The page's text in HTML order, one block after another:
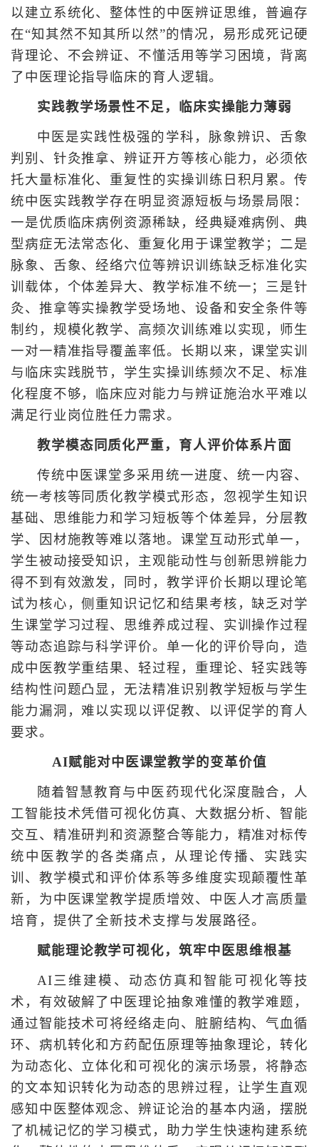
以建立系统化、整体性的中医辨证思维，普遍存
在“知其然不知其所以然”的情况，易形成死记硬
背理论、不会辨证、不懂活用等学习困境，背离
了中医理论指导临床的育人逻辑。
实践教学场景性不足，临床实操能力薄弱
中医是实践性极强的学科，脉象辨识、舌象
判别、针灸推拿、辨证开方等核心能力，必须依
托大量标准化、重复性的实操训练日积月累。传
统中医实践教学存在明显资源短板与场景局限：
一是优质临床病例资源稀缺，经典疑难病例、典
型病症无法常态化、重复化用于课堂教学；二是
脉象、舌象、经络穴位等辨识训练缺乏标准化实
训载体，个体差异大、教学标准不统一；三是针
灸、推拿等实操教学受场地、设备和安全条件等
制约，规模化教学、高频次训练难以实现，师生
一对一精准指导覆盖率低。长期以来，课堂实训
与临床实践脱节，学生实操训练频次不足、标准
化程度不够，临床应对能力与辨证施治水平难以
满足行业岗位胜任力需求。
教学模态同质化严重，育人评价体系片面
传统中医课堂多采用统一进度、统一内容、
统一考核等同质化教学模式形态，忽视学生知识
基础、思维能力和学习短板等个体差异，分层教
学、因材施教等难以落地。课堂互动形式单一，
学生被动接受知识，主观能动性与创新思辨能力
得不到有效激发，同时，教学评价长期以理论笔
试为核心，侧重知识记忆和结果考核，缺乏对学
生课堂学习过程、思维养成过程、实训操作过程
等动态追踪与科学评价。单一化的评价导向，造
成中医教学重结果、轻过程，重理论、轻实践等
结构性问题凸显，无法精准识别教学短板与学生
能力漏洞，难以实现以评促教、以评促学的育人
要求。
AI赋能对中医课堂教学的变革价值
随着智慧教育与中医药现代化深度融合，人
工智能技术凭借可视化仿真、大数据分析、智能
交互、精准研判和资源整合等能力，精准对标传
统中医教学的各类痛点，从理论传播、实践实
训、教学模式和评价体系等多维度实现颠覆性革
新，为中医课堂教学提质增效、中医人才高质量
培育，提供了全新技术支撑与发展路径。
赋能理论教学可视化，筑牢中医思维根基
AI三维建模、动态仿真和智能可视化等技
术，有效破解了中医理论抽象难懂的教学难题，
通过智能技术可将经络走向、脏腑结构、气血循
环、病机转化和方药配伍原理等抽象理论，转化
为动态化、立体化和可视化的演示场景，将静态
的文本知识转化为动态的思辨过程，让学生直观
感知中医整体观念、辨证论治的基本内涵，摆脱
了机械记忆的学习模式，助力学生快速构建系统